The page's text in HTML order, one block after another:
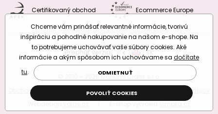
Certifikovaný obchod Ecommerce Europe
Prepnúť verziu: CZSK
© 2010 – 2026 Manumi Crafts s.r.o.
Obchodné podmienky
Podmienky ochrany osobných údajov
Chceme vám prinášať relevantné informácie, tvorivú
inšpiráciu a pohodlné nakupovanie na našom e-shope. Na
to potrebujeme uchovávať vaše súbory cookies. Aké
informácie a akým spôsobom ich uchovávame sa dočítate
tu. ODMIETNUŤ
POVOLIŤ COOKIES